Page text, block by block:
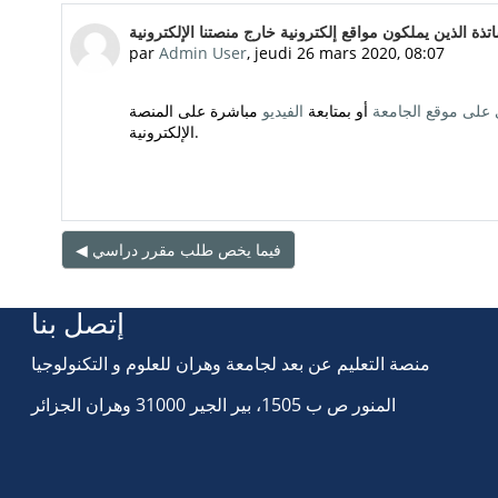
الذين يملكون مواقع إلكترونية خارج منصتنا الإلكترونية
par Admin User, jeudi 26 mars 2020, 08:07
Nombre de réponses : 0
على موقع الجامعة أو بمتابعة الفيديو مباشرة على المنصة
الإلكترونية.
◀︎ فيما يخص طلب مقرر دراسي
إتصل بنا
منصة التعليم عن بعد لجامعة وهران للعلوم و التكنولوجيا
المنور ص ب 1505، بير الجير 31000 وهران الجزائر